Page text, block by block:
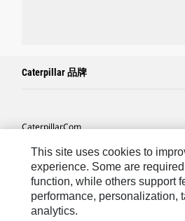
Caterpillar 品牌
Caterpillar.com
联系 Caterpillar
站点地图
Cookie Settings
This site uses cookies to
experience. Some are
function, while others support
performance, personalization,
analytics.